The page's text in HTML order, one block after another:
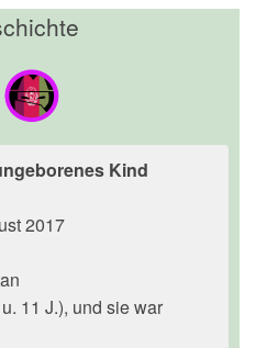
Kind
2017
11 J.), und sie war